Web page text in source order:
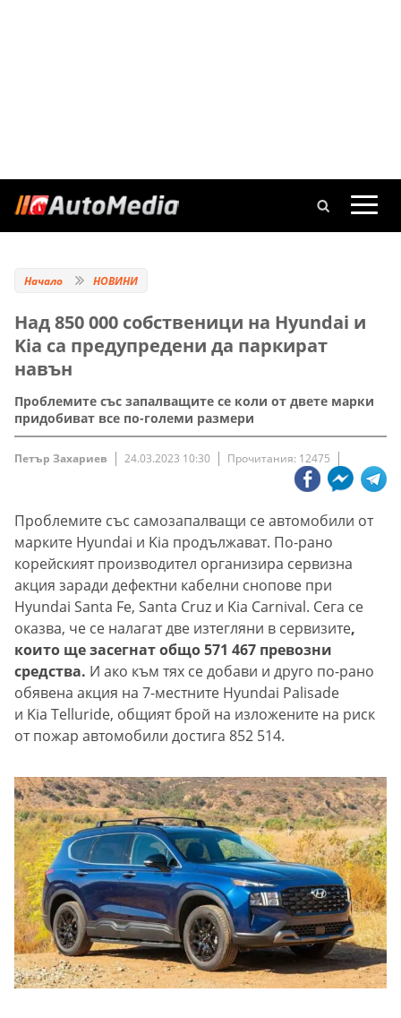
Начало НОВИНИ
Над 850 000 собственици на Hyundai и
Kia са предупредени да паркират
навън
Проблемите със запалващите се коли от двете марки
придобиват все по-големи размери
Петър Захариев 24.03.2023 10:30 Прочитания: 12475
Проблемите със самозапалващи се автомобили от
марките Hyundai и Kia продължават. По-рано
корейският производител организира сервизна
акция заради дефектни кабелни снопове при
Hyundai Santa Fe, Santa Cruz и Kia Carnival. Сега се
оказва, че се налагат две изтегляни в сервизите,
които ще засегнат общо 571 467 превозни
средства. И ако към тях се добави и друго по-рано
обявена акция на 7-местните Hyundai Palisade
и Kia Telluride, общият брой на изложените на риск
от пожар автомобили достига 852 514.